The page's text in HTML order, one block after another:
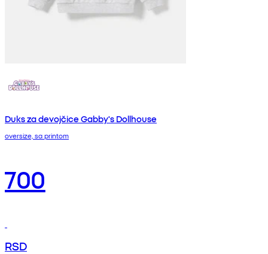
Duks za devojčice Gabby's Dollhouse
oversize, sa printom
700
RSD